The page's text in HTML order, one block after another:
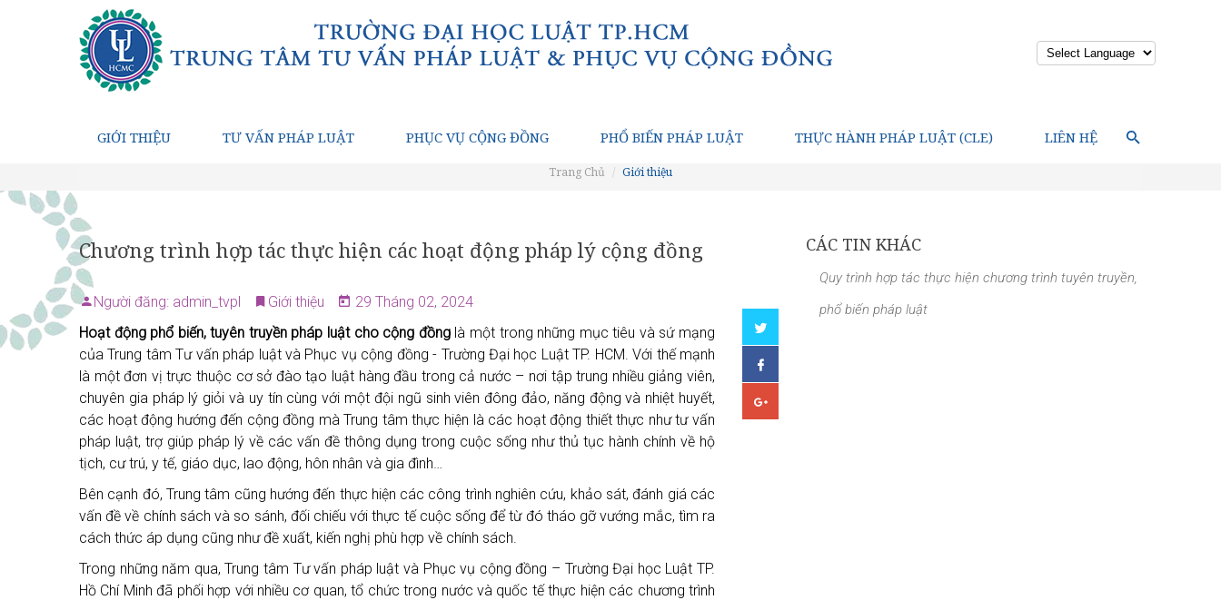
GIỚI THIỆU TƯ VẤN PHÁP LUẬT PHỤC VỤ CỘNG ĐỒNG PHỔ BIẾN PHÁP LUẬT THỰC HÀNH PHÁP LUẬT (CLE) LIÊN HỆ
Trang Chủ Giới thiệu
Chương trình hợp tác thực hiện các hoạt động pháp lý cộng đồng
Người đăng: admin_tvpl Giới thiệu
29 Tháng 02, 2024
Hoạt động phổ biến, tuyên truyền pháp luật cho cộng đồnglà một trong những mục tiêu và sứ mạng
của Trung tâm Tư vấn pháp luật và Phục vụ cộng đồng - Trường Đại học Luật TP. HCM. Với thế mạnh
là một đơn vị trực thuộc cơ sở đào tạo luật hàng đầu trong cả nước – nơi tập trung nhiều giảng viên,
chuyên gia pháp lý giỏi và uy tín cùng với một đội ngũ sinh viên đông đảo, năng động và nhiệt huyết,
các hoạt động hướng đến cộng đồng mà Trung tâm thực hiện là các hoạt động thiết thực như tư vấn
pháp luật, trợ giúp pháp lý về các vấn đề thông dụng trong cuộc sống như thủ tục hành chính về hộ
tịch, cư trú, y tế, giáo dục, lao động, hôn nhân và gia đình…
Bên cạnh đó, Trung tâm cũng hướng đến thực hiện các công trình nghiên cứu, khảo sát, đánh giá các
vấn đề về chính sách và so sánh, đối chiếu với thực tế cuộc sống để từ đó tháo gỡ vướng mắc, tìm ra
cách thức áp dụng cũng như đề xuất, kiến nghị phù hợp về chính sách.
Trong những năm qua, Trung tâm Tư vấn pháp luật và Phục vụ cộng đồng – Trường Đại học Luật TP.
Hồ Chí Minh đã phối hợp với nhiều cơ quan, tổ chức trong nước và quốc tế thực hiện các chương trình
CÁC TIN KHÁC
Quy trình hợp tác thực hiện chương trình tuyên truyền,
phổ biến pháp luật